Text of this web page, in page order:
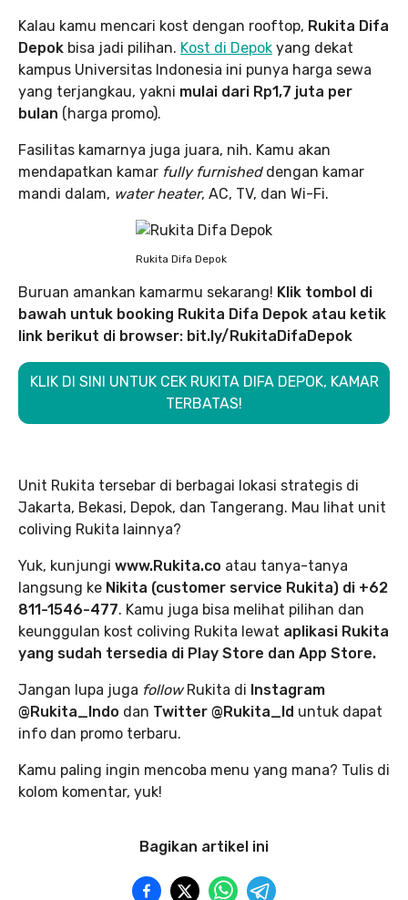
Kalau kamu mencari kost dengan rooftop, Rukita Difa
Depok bisa jadi pilihan. Kost di Depok yang dekat
kampus Universitas Indonesia ini punya harga sewa
yang terjangkau, yakni mulai dari Rp1,7 juta per
bulan (harga promo).
Fasilitas kamarnya juga juara, nih. Kamu akan
mendapatkan kamar fully furnisheddengan kamar
mandi dalam, water heater, AC, TV, dan Wi-Fi.
Rukita Difa Depok
Buruan amankan kamarmu sekarang! Klik tombol di
bawah untuk booking Rukita Difa Depok atau ketik
link berikut di browser: bit.ly/RukitaDifaDepok
KLIK DI SINI UNTUK CEK RUKITA DIFA DEPOK, KAMAR
TERBATAS!
Unit Rukita tersebar di berbagai lokasi strategis di
Jakarta, Bekasi, Depok, dan Tangerang. Mau lihat unit
coliving Rukita lainnya?
Yuk, kunjungi www.Rukita.co atau tanya-tanya
langsung ke Nikita (customer service Rukita) di +62
811-1546-477. Kamu juga bisa melihat pilihan dan
keunggulan kost coliving Rukita lewat aplikasi Rukita
yang sudah tersedia di Play Store dan App Store.
Jangan lupa juga followRukita di Instagram
@Rukita_Indo dan Twitter @Rukita_Id untuk dapat
info dan promo terbaru.
Kamu paling ingin mencoba menu yang mana? Tulis di
kolom komentar, yuk!
Bagikan artikel ini